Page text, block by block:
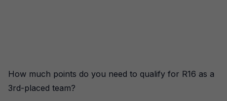
How much points do you need to qualify for R16 as a
3rd-placed team?